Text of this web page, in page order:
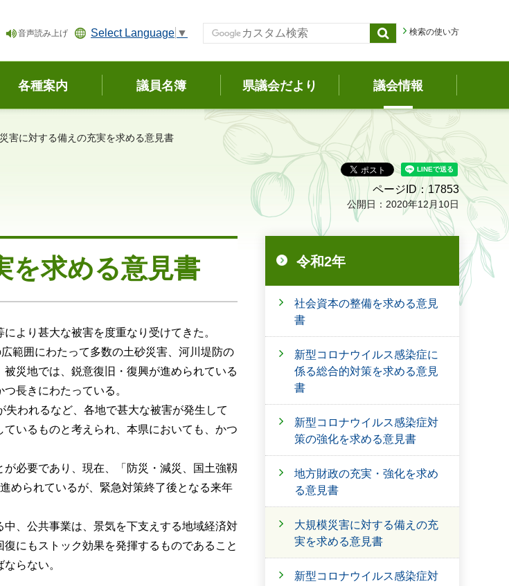
音声読み上げ Select Language ▼ 検索の使い方
各種案内 議員名簿 県議会だより 議会情報
害に対する備えの充実を求める意見書
ページID：17853
公開日：2020年12月10日
を求める意見書
より甚大な被害を度重なり受けてきた。
範囲にわたって多数の土砂災害、河川堤防の
災地では、鋭意復旧・復興が進められている
長きにわたっている。
われるなど、各地で甚大な被害が発生して
いるものと考えられ、本県においても、かつ
必要であり、現在、「防災・減災、国土強靱
められているが、緊急対策終了後となる来年
、公共事業は、景気を下支えする地域経済対
にもストック効果を発揮するものであること
らない。
令和2年
社会資本の整備を求める意見
書
新型コロナウイルス感染症に
係る総合的対策を求める意見
書
新型コロナウイルス感染症対
策の強化を求める意見書
地方財政の充実・強化を求め
る意見書
大規模災害に対する備えの充
実を求める意見書
新型コロナウイルス感染症対